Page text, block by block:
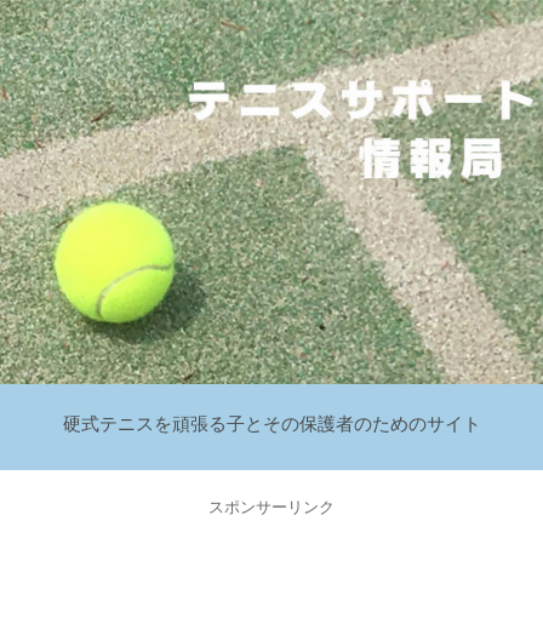
硬式テニスを頑張る子とその保護者のためのサイト
スポンサーリンク